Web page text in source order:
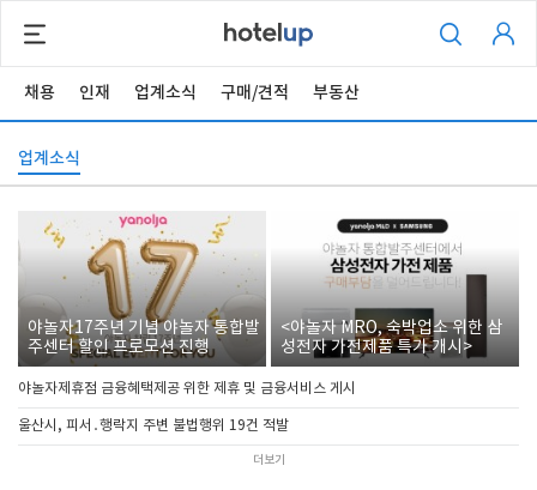
채용 인재 업계소식 구매/견적 부동산
업계소식
야놀자17주년 기념 야놀자 통합발
주센터 할인 프로모션 진행
<야놀자 MRO, 숙박업소 위한 삼
성전자 가전제품 특가 개시>
야놀자제휴점 금융혜택제공 위한 제휴 및 금융서비스 게시
울산시, 피서․행락지 주변 불법행위 19건 적발
더보기